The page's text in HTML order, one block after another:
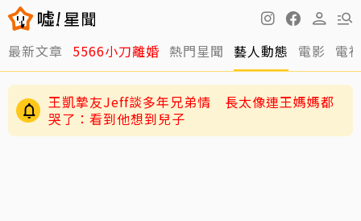
最新文章 5566小刀離婚 熱門星聞 藝人動態 電影 電
王凱摯友Jeff談多年兄弟情 長太像連王媽媽都
哭了：看到他想到兒子
陳妍希9歲兒「小星星」長大了！正臉曝光 網
驚：陳曉縮小版